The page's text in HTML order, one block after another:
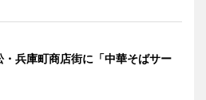
・兵庫町商店街に「中華そばサー